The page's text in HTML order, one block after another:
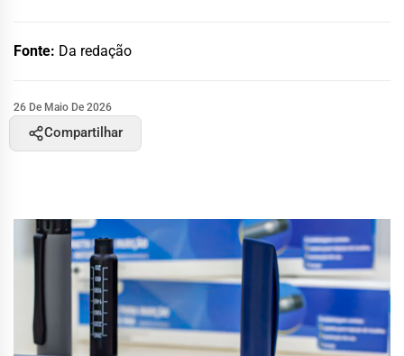
Fonte: Da redação
26 De Maio De 2026
Compartilhar